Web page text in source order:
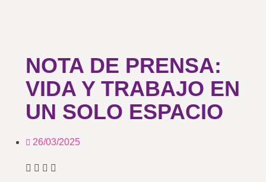
NOTA DE PRENSA:
VIDA Y TRABAJO EN
UN SOLO ESPACIO
26/03/2025